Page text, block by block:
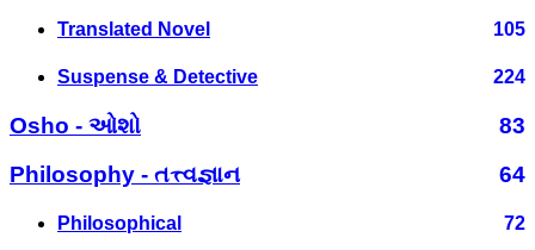
Translated Novel 105
Suspense & Detective 224
Osho - ઓશો
83
Philosophy - તત્ત્વજ્ઞાન
64
Philosophical 72